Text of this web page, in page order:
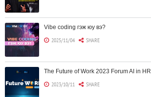
Vibe coding гэж юу вэ?
2025/11/04 SHARE
The Future of Work 2023 Forum AI in HR
2023/10/11 SHARE